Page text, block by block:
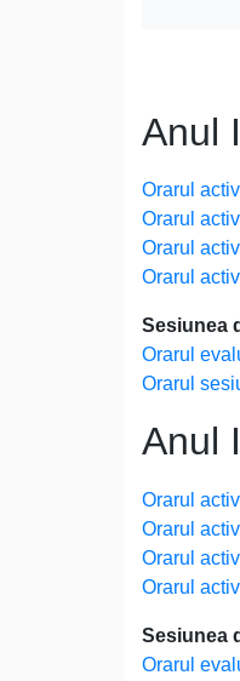
Anul I
Orarul
Orarul
Orarul
Orarul
Sesiunea
Orarul
Orarul
Anul
Orarul
Orarul
Orarul
Orarul
Sesiunea
Orarul